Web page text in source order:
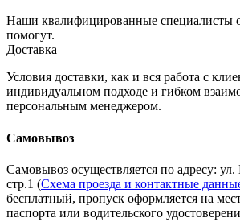
Наши квалифицированные специалисты
помогут.
Доставка
Условия доставки, как и вся работа с
индивидуальном подходе и гибком
персональным менеджером.
Самовывоз
Самовывоз осуществляется по адресу:
стр.1 (Схема проезда и контактные
бесплатный, пропуск оформляется на
паспорта или водительского